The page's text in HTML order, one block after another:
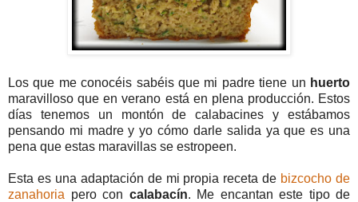
Los que me conocéis sabéis que mi padre tiene un huerto
maravilloso que en verano está en plena producción. Estos
días tenemos un montón de calabacines y estábamos
pensando mi madre y yo cómo darle salida ya que es una
pena que estas maravillas se estropeen.
Esta es una adaptación de mi propia receta de bizcocho de
zanahoria pero con calabacín. Me encantan este tipo de